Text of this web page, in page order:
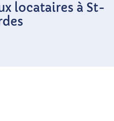
locataires à St-